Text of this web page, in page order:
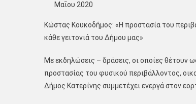
Μαΐου 2020
Κώστας Κουκοδήμος: «Η προστασία του
κάθε γειτονιά του Δήμου μας»
Με εκδηλώσεις – δράσεις, οι οποίες θέτουν
προστασίας του φυσικού περιβάλλοντος,
Δήμος Κατερίνης συμμετέχει ενεργά στον